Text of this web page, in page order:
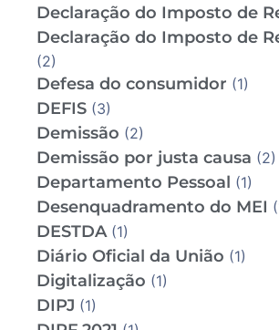
Declaração do Imposto de
Declaração do Imposto de
(2)
Defesa do consumidor (1)
DEFIS (3)
Demissão (2)
Demissão por justa causa (2)
Departamento Pessoal (1)
Desenquadramento do MEI
DESTDA(1)
Diário Oficial da União (1)
Digitalização (1)
DIPJ (1)